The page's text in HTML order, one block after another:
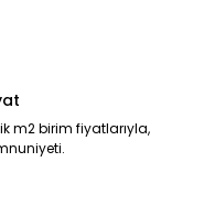
m2 birim fiyatlarıyla,